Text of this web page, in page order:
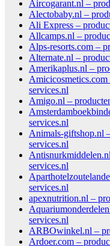
Aircogarant.nl –
Alectobaby.nl –
Ali Express –
Allcamps.nl –
Alps-resorts.com –
Alternate.nl –
Amerikaplus.nl –
services.nl
Amigo.nl –
services.nl
Animals-giftshop.nl
services.nl
services.nl
services.nl
apexnutrition.nl –
services.nl
ARBOwinkel.nl –
Ardoer.com –